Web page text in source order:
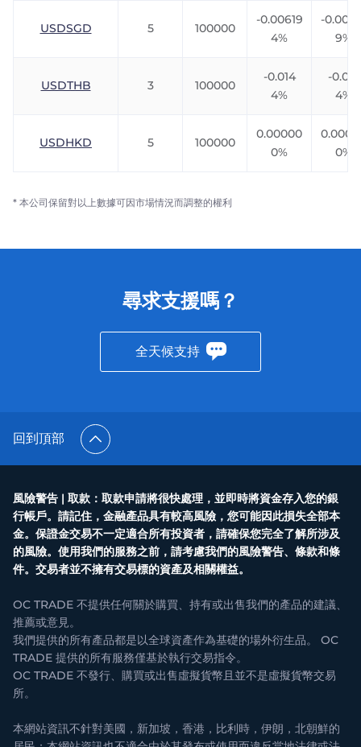
5 100000
-0.00619
4%
-
9%
3 100000
-0.014
4%
-0.010
4%
5 100000
0.00000
0%
0%
USDSGD
USDTHB
USDHKD
* 本公司保留對以上數據可因市場情況而調整的權利
尋求支援嗎？
全天候支持
回到頂部
風險警告 | 取款：取款申請將很快處理，並即時將資金存入您的銀
行帳戶。請記住，金融產品具有較高風險，您可能因此損失全部本
金。保證金交易不一定適合所有投資者，請確保您完全了解所涉及
的風險。使用我們的服務之前，請考慮我們的風險警告、條款和條
件。交易者並不擁有交易標的資產及相關權益。
OC TRADE 不提供任何關於購買、持有或出售我們的產品的建議、
推薦或意見。
我們提供的所有產品都是以全球資產作為基礎的場外衍生品。 OC
TRADE 提供的所有服務僅基於執行交易指令。
OC TRADE 不發行、購買或出售虛擬貨幣且並不是虛擬貨幣交易
所。
本網站資訊不針對美國，新加坡，香港，比利時，伊朗，北朝鮮的